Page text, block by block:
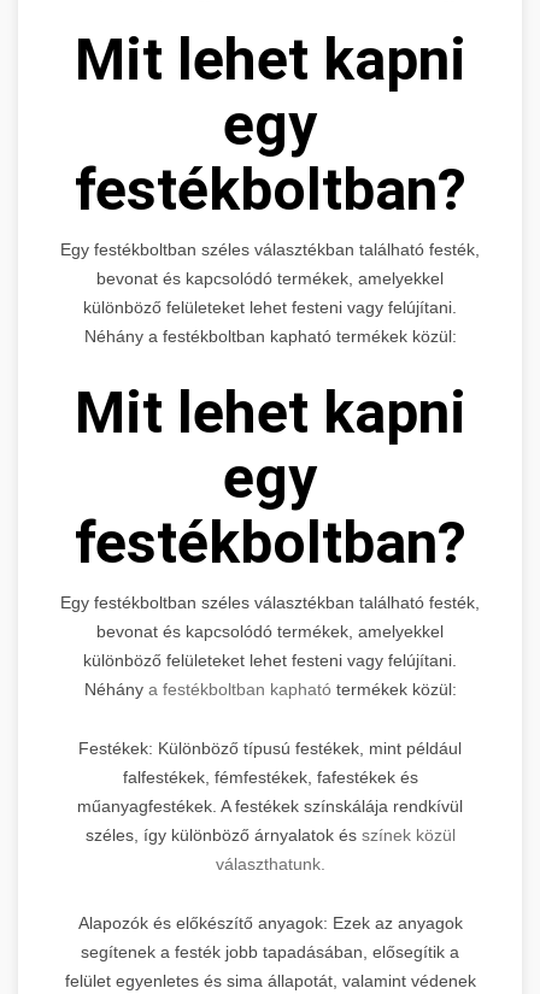
Mit lehet kapni
egy
festékboltban?
Egy festékboltban széles választékban található festék,
bevonat és kapcsolódó termékek, amelyekkel
különböző felületeket lehet festeni vagy felújítani.
Néhány a festékboltban kapható termékek közül:
Mit lehet kapni
egy
festékboltban?
Egy festékboltban széles választékban található festék,
bevonat és kapcsolódó termékek, amelyekkel
különböző felületeket lehet festeni vagy felújítani.
Néhány a festékboltban kaphatótermékek közül:
Festékek: Különböző típusú festékek, mint például
falfestékek, fémfestékek, fafestékek és
műanyagfestékek. A festékek színskálája rendkívül
széles, így különböző árnyalatok és színek közül
választhatunk.
Alapozók és előkészítő anyagok: Ezek az anyagok
segítenek a festék jobb tapadásában, elősegítik a
felület egyenletes és sima állapotát, valamint védenek